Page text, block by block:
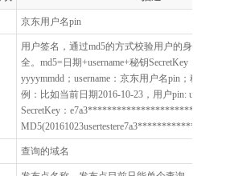
京东用户名pin
用户签名，通过md5的方式校验用户的身份信息
全。md5=日期+username+秘钥SecretKey；日期
yyyymmdd；username：京东用户名pin；秘钥：
例：比如当前日期2016-10-23，用户pin:
SecretKey：
查询的域名